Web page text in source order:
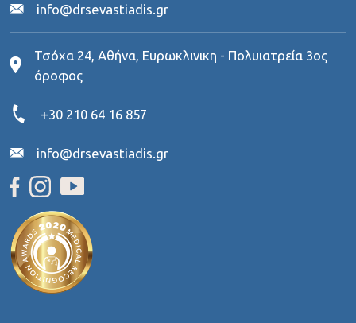
info@drsevastiadis.gr
Τσόχα 24, Αθήνα, Ευρωκλινικη - Πολυιατρεία 3ος
όροφος
+30 210 64 16 857
info@drsevastiadis.gr